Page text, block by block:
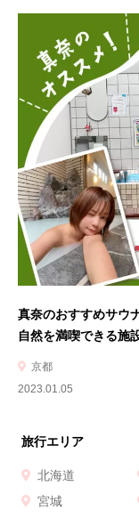
真奈のおすすめサウ
自然を満喫できる施
京都
2023.01.05
旅行エリア
北海道
宮城